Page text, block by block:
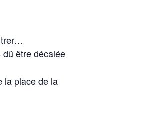
dû être décalée
la place de la